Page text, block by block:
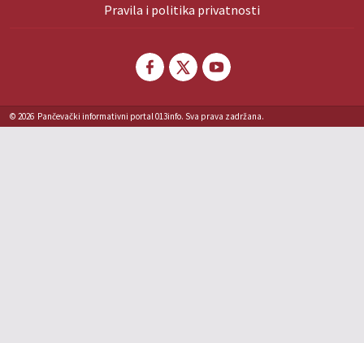
Pravila i politika privatnosti
© 2026 Pančevački informativni portal 013info. Sva prava zadržana.